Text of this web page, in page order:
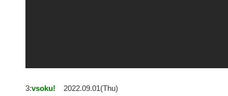
3:vsoku!
2022.09.01(Thu)